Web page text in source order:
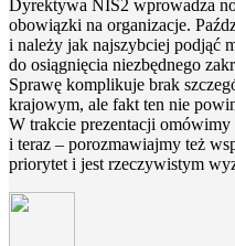
Dyrektywa NIS2 wprowadza
obowiązki na organizacje.
i należy jak najszybciej podjąć
do osiągnięcia niezbędnego
Sprawę komplikuje brak
krajowym, ale fakt ten nie
W trakcie prezentacji
i teraz – porozmawiajmy też
priorytet i jest rzeczywistym